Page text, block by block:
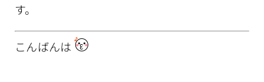
す。
こんばんは